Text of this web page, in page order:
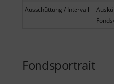
Ausschüttung / Intervall
Fondsportrait